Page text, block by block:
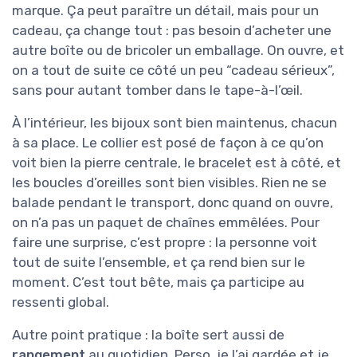
marque. Ça peut paraître un détail, mais pour un
cadeau, ça change tout : pas besoin d’acheter une
autre boîte ou de bricoler un emballage. On ouvre, et
on a tout de suite ce côté un peu “cadeau sérieux”,
sans pour autant tomber dans le tape-à-l’œil.
À l’intérieur, les bijoux sont bien maintenus, chacun
à sa place. Le collier est posé de façon à ce qu’on
voit bien la pierre centrale, le bracelet est à côté, et
les boucles d’oreilles sont bien visibles. Rien ne se
balade pendant le transport, donc quand on ouvre,
on n’a pas un paquet de chaînes emmêlées. Pour
faire une surprise, c’est propre : la personne voit
tout de suite l’ensemble, et ça rend bien sur le
moment. C’est tout bête, mais ça participe au
ressenti global.
Autre point pratique : la boîte sert aussi de